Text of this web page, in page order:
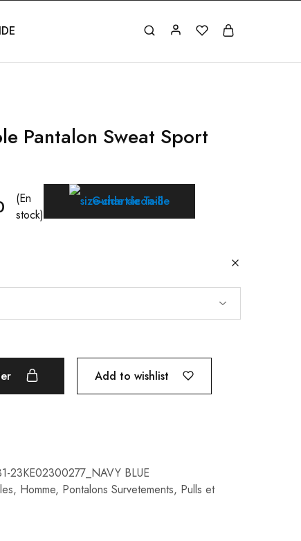
Pantalon Sweat Sport
(En
stock)
Guide de Taille
Add to wishlist
23KE02300277_NAVY BLUE
, Homme, Pontalons Survetements, Pulls et